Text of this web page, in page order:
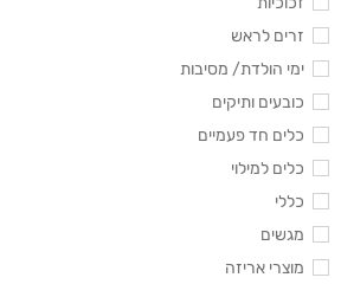
זרים לראש
ימי הולדת/ מסיבות
כובעים ותיקים
כלים חד פעמיים
כלים למילוי
כללי
מגשים
מוצרי אריזה